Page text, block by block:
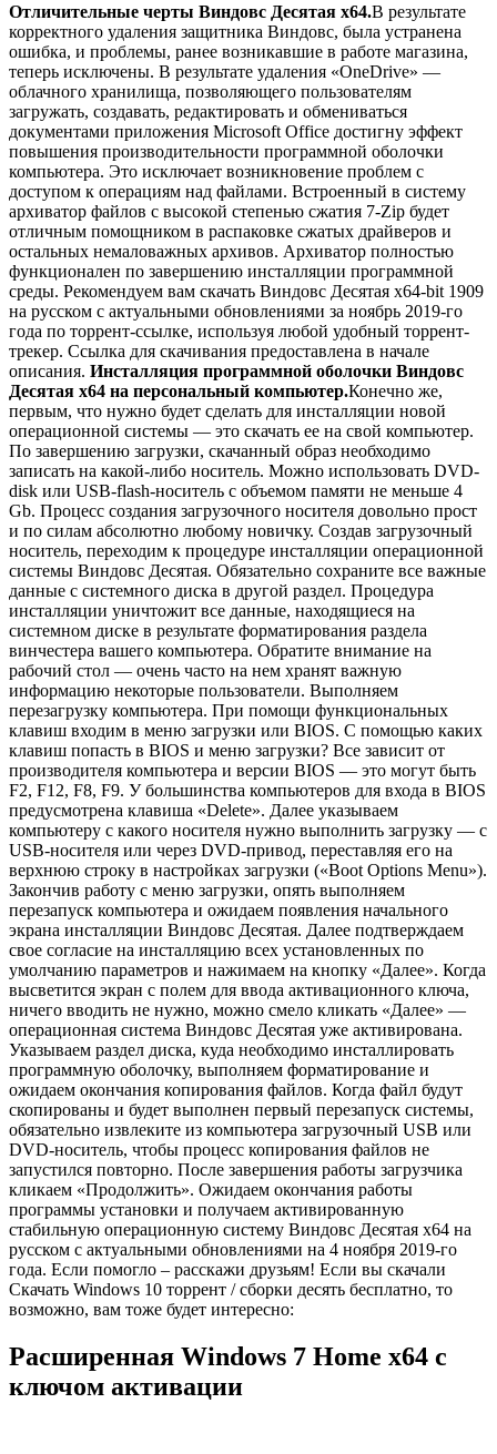
Отличительные черты Виндовс Десятая х64.В результате
корректного удаления защитника Виндовс, была устранена
ошибка, и проблемы, ранее возникавшие в работе магазина,
теперь исключены. В результате удаления «OneDrive» —
облачного хранилища, позволяющего пользователям
загружать, создавать, редактировать и обмениваться
документами приложения Microsoft Office достигну эффект
повышения производительности программной оболочки
компьютера. Это исключает возникновение проблем с
доступом к операциям над файлами. Встроенный в систему
архиватор файлов с высокой степенью сжатия 7-Zip будет
отличным помощником в распаковке сжатых драйверов и
остальных немаловажных архивов. Архиватор полностью
функционален по завершению инсталляции программной
среды. Рекомендуем вам скачать Виндовс Десятая х64-bit 1909
на русском с актуальными обновлениями за ноябрь 2019-го
года по торрент-ссылке, используя любой удобный торрент-
трекер. Ссылка для скачивания предоставлена в начале
описания. Инсталляция программной оболочки Виндовс
Десятая x64 на персональный компьютер.Конечно же,
первым, что нужно будет сделать для инсталляции новой
операционной системы — это скачать ее на свой компьютер.
По завершению загрузки, скачанный образ необходимо
записать на какой-либо носитель. Можно использовать DVD-
disk или USB-flash-носитель с объемом памяти не меньше 4
Gb. Процесс создания загрузочного носителя довольно прост
и по силам абсолютно любому новичку. Создав загрузочный
носитель, переходим к процедуре инсталляции операционной
системы Виндовс Десятая. Обязательно сохраните все важные
данные с системного диска в другой раздел. Процедура
инсталляции уничтожит все данные, находящиеся на
системном диске в результате форматирования раздела
винчестера вашего компьютера. Обратите внимание на
рабочий стол — очень часто на нем хранят важную
информацию некоторые пользователи. Выполняем
перезагрузку компьютера. При помощи функциональных
клавиш входим в меню загрузки или BIOS. С помощью каких
клавиш попасть в BIOS и меню загрузки? Все зависит от
производителя компьютера и версии BIOS — это могут быть
F2, F12, F8, F9. У большинства компьютеров для входа в BIOS
предусмотрена клавиша «Delete». Далее указываем
компьютеру с какого носителя нужно выполнить загрузку — с
USB-носителя или через DVD-привод, переставляя его на
верхнюю строку в настройках загрузки («Boot Options Menu»).
Закончив работу с меню загрузки, опять выполняем
перезапуск компьютера и ожидаем появления начального
экрана инсталляции Виндовс Десятая. Далее подтверждаем
свое согласие на инсталляцию всех установленных по
умолчанию параметров и нажимаем на кнопку «Далее». Когда
высветится экран с полем для ввода активационного ключа,
ничего вводить не нужно, можно смело кликать «Далее» —
операционная система Виндовс Десятая уже активирована.
Указываем раздел диска, куда необходимо инсталлировать
программную оболочку, выполняем форматирование и
ожидаем окончания копирования файлов. Когда файл будут
скопированы и будет выполнен первый перезапуск системы,
обязательно извлеките из компьютера загрузочный USB или
DVD-носитель, чтобы процесс копирования файлов не
запустился повторно. После завершения работы загрузчика
кликаем «Продолжить». Ожидаем окончания работы
программы установки и получаем активированную
стабильную операционную систему Виндовс Десятая x64 на
русском с актуальными обновлениями на 4 ноября 2019-го
года. Если помогло – расскажи друзьям! Если вы скачали
Скачать Windows 10 торрент / сборки десять бесплатно, то
возможно, вам тоже будет интересно:
Расширенная Windows 7 Home x64 с
ключом активации